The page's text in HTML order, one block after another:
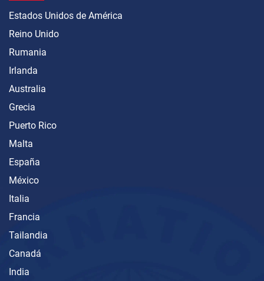
Estados Unidos de América
Reino Unido
Rumania
Irlanda
Australia
Grecia
Puerto Rico
Malta
España
México
Italia
Francia
Tailandia
Canadá
India